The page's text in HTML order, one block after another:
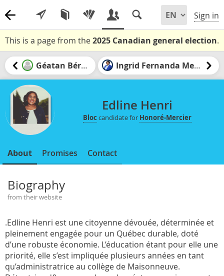
Sign in
This is a page from the2025 Canadian general election.
Géatan Bérard Ingrid Fernanda Megni
Edline Henri
Bloc candidate for Honoré-Mercier
About Promises Contact
Biography
from their website
.Edline Henri est une citoyenne dévouée, déterminée et
pleinement engagée pour un Québec durable, doté
d’une robuste économie. L’éducation étant pour elle une
priorité, elle s’est impliquée plusieurs années en tant
qu’administratrice au collège de Maisonneuve.